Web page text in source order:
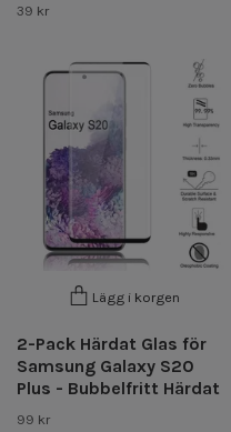
39 kr
Lägg i korgen
2-Pack Härdat Glas för
Samsung Galaxy S20
Plus - Bubbelfritt Härdat
99 kr